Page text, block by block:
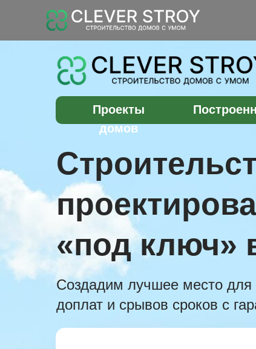
НА
Создадим лучшее место для
доплат и срывов сроков с
«под ключ»
Проекты
домов